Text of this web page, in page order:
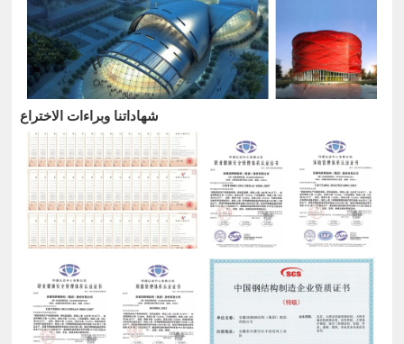
شهاداتنا وبراءات الاختراع